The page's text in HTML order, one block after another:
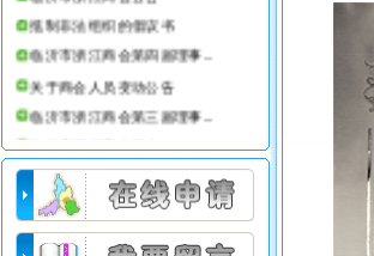
抵制非法组织的倡议书
临沂市浙江商会第四届理事...
关于商会人员变动公告
临沂市浙江商会第三届理事...
临沂市浙江商会简介
临沂仕合汽车租赁公司
临沂市浙江商会办公室搬迁公告
临沂市浙江商会会员部工作条例